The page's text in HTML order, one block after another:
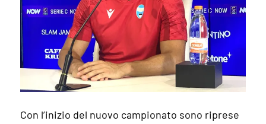
Con l’inizio del nuovo campionato sono riprese